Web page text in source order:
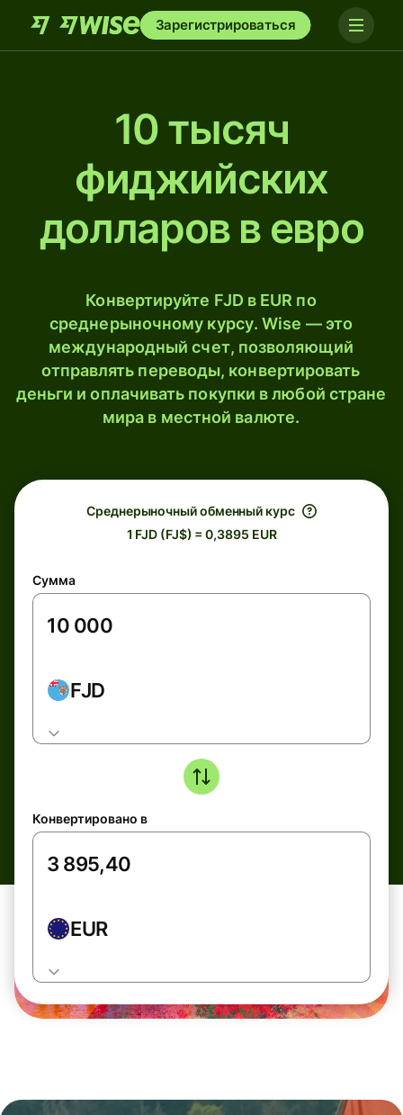
Зарегистрироваться
10 тысяч
фиджийских
долларов в евро
Конвертируйте FJD в EUR по
среднерыночному курсу. Wise — это
международный счет, позволяющий
отправлять переводы, конвертировать
деньги и оплачивать покупки в любой стране
мира в местной валюте.
Среднерыночный обменный курс
1 FJD (FJ$) = 0,3895 EUR
Сумма
FJD
Конвертировано в
EUR